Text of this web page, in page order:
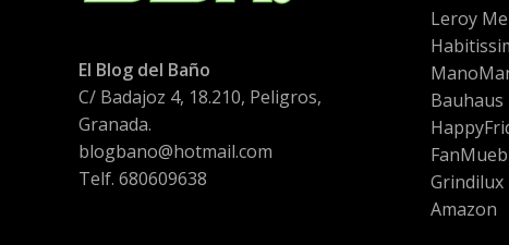
El Blog del Baño
C/ Badajoz 4, 18.210, Peligros,
Granada.
blogbano@hotmail.com
Telf. 680609638
Leroy
Bauhaus
Grindilux
Amazon